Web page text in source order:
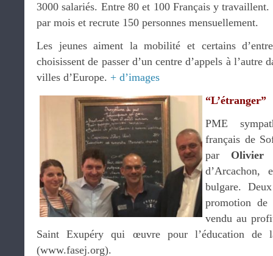
3000 salariés. Entre 80 et 100 Français y
par mois et recrute 150 personnes mensuellement.
Les jeunes aiment la mobilité et certains
choisissent de passer d’un centre d’appels à l’autre
villes d’Europe. + d’images
“L’étranger”
PME
français de
par Olivier
bulgare.
promotion de
vendu au
Saint Exupéry qui œuvre pour l’éducation de
(www.fasej.org).